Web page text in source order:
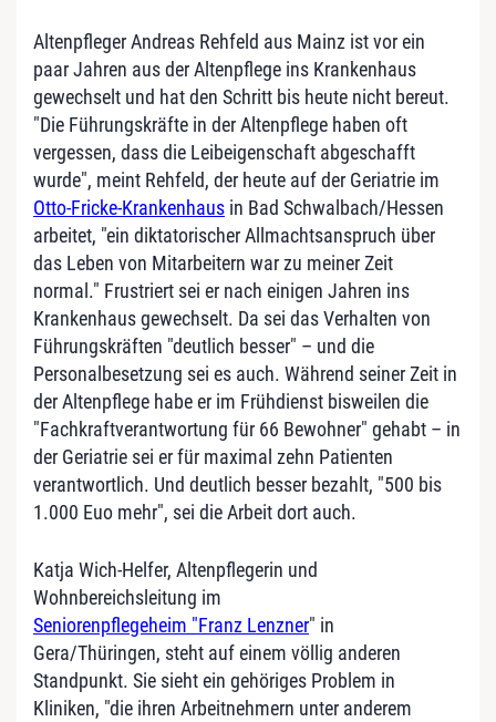
Altenpfleger Andreas Rehfeld aus Mainz ist vor ein
paar Jahren aus der Altenpflege ins Krankenhaus
gewechselt und hat den Schritt bis heute nicht bereut.
"Die Führungskräfte in der Altenpflege haben oft
vergessen, dass die Leibeigenschaft abgeschafft
wurde", meint Rehfeld, der heute auf der Geriatrie im
Otto-Fricke-Krankenhaus in Bad Schwalbach/Hessen
arbeitet, "ein diktatorischer Allmachtsanspruch über
das Leben von Mitarbeitern war zu meiner Zeit
normal." Frustriert sei er nach einigen Jahren ins
Krankenhaus gewechselt. Da sei das Verhalten von
Führungskräften "deutlich besser" – und die
Personalbesetzung sei es auch. Während seiner Zeit in
der Altenpflege habe er im Frühdienst bisweilen die
"Fachkraftverantwortung für 66 Bewohner" gehabt – in
der Geriatrie sei er für maximal zehn Patienten
verantwortlich. Und deutlich besser bezahlt, "500 bis
1.000 Euo mehr", sei die Arbeit dort auch.
Katja Wich-Helfer, Altenpflegerin und
Wohnbereichsleitung im
Seniorenpflegeheim "Franz Lenzner" in
Gera/Thüringen, steht auf einem völlig anderen
Standpunkt. Sie sieht ein gehöriges Problem in
Kliniken, "die ihren Arbeitnehmern unter anderem